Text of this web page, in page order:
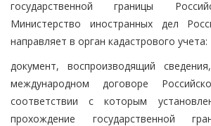
государственной границы
Министерство иностранных дел
направляет в орган кадастрового учета:
документ, воспроизводящий
международном договоре
соответствии с которым
прохождение государственной